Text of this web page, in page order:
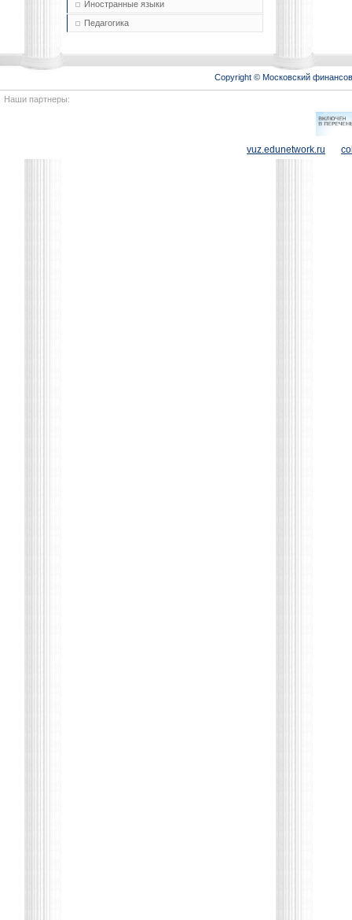
Иностранные языки
Педагогика
Copyright © Московский
Наши партнеры:
vuz.edunetwork.ru